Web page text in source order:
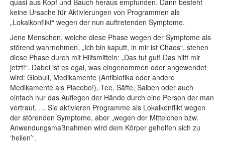
quasi aus Kopf und Bauch heraus empfunden. Dann besteht
keine Ursache für Aktivierungen von Programmen als
„Lokalkonflikt“ wegen der nun auftretenden Symptome.
Jene Menschen, welche diese Phase wegen der Symptome als
störend wahrnehmen, „Ich bin kaputt, in mir ist Chaos“, stehen
diese Phase durch mit Hilfsmitteln: „Das tut gut! Das hilft mir
jetzt!“. Dabei ist es egal, was eingenommen oder angewendet
wird: Globuli, Medikamente (Antibiotika oder andere
Medikamente als Placebo!), Tee, Säfte, Salben oder auch
einfach nur das Auflegen der Hände durch eine Person der man
vertraut, … Sie aktivieren Programme als Lokalkonflikt wegen
der störenden Symptome, aber „wegen der Mittelchen bzw.
Anwendungsmaßnahmen wird dem Körper geholfen sich zu
‘heilen’“.